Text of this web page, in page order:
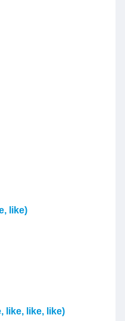
like)
like, like, like)